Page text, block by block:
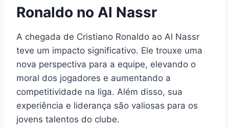
Ronaldo no Al Nassr
A chegada de Cristiano Ronaldo ao Al Nassr
teve um impacto significativo. Ele trouxe uma
nova perspectiva para a equipe, elevando o
moral dos jogadores e aumentando a
competitividade na liga. Além disso, sua
experiência e liderança são valiosas para os
jovens talentos do clube.